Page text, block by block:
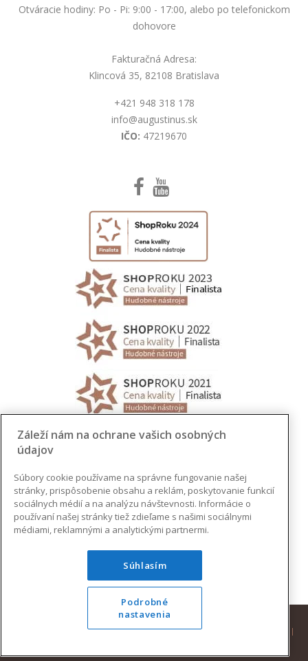
Otváracie hodiny: Po - Pi: 9:00 - 17:00, alebo po telefonickom
dohovore
Fakturačná Adresa:
Klincová 35, 82108 Bratislava
+421 948 318 178
info@augustinus.sk
IČO: 47219670
© 2026 AUGUSTINUS | VŠETKY PRÁVA VYHRADENÉ |DESIGN
|
Záleží nám na ochrane vašich osobných
údajov
Súbory cookie používame na správne fungovanie našej
stránky, prispôsobenie obsahu a reklám, poskytovanie funkcií
sociálnych médií a na analýzu návštevnosti. Informácie o
používaní našej stránky tiež zdieľame s našimi sociálnymi
médiami, reklamnými a analytickými partnermi.
Súhlasím
Podrobné
nastavenia